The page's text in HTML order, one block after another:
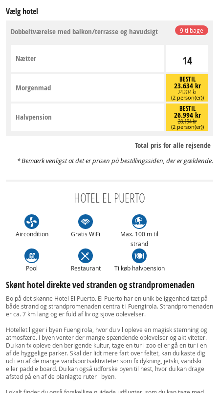
Vælg hotel
9 tilbage
Dobbeltværelse med balkon/terrasse og havudsigt
14
Nætter
BESTIL
23.634 kr
24.834 kr
(2 person(er))
Morgenmad
BESTIL
26.994 kr
28.194 kr
(2 person(er))
Halvpension
Total pris for alle rejsende
Bemærk venligst at det er prisen på bestillingssiden, der er gældende.
HOTEL EL PUERTO
Aircondition Gratis WiFi
Max. 100 m til
strand
Pool Restaurant Tilkøb halvpension
Skønt hotel direkte ved stranden og strandpromenaden
Bo på det skønne Hotel El Puerto. El Puerto har en unik beliggenhed tæt på
både strand og strandpromenaden centralt i Fuengirola. Strandpromenaden
er ca. 7 km lang og er fuld af liv og sjove oplevelser.
Hotellet ligger i byen Fuengirola, hvor du vil opleve en magisk stemning og
atmosfære. I byen venter der mange spændende oplevelser og aktiviteter.
Du kan fx opleve den berigende kultur, tage en tur i zoo eller gå en tur i en
af de hyggelige parker. Skal der lidt mere fart over feltet, kan du kaste dig
ud i en af de mange vandsportsaktiviteter som fx dykning, jetski, vandski
eller paddle board. Du kan også udforske byen til hest, hvor du kan drage
afsted på en af de planlagte ruter i byen.